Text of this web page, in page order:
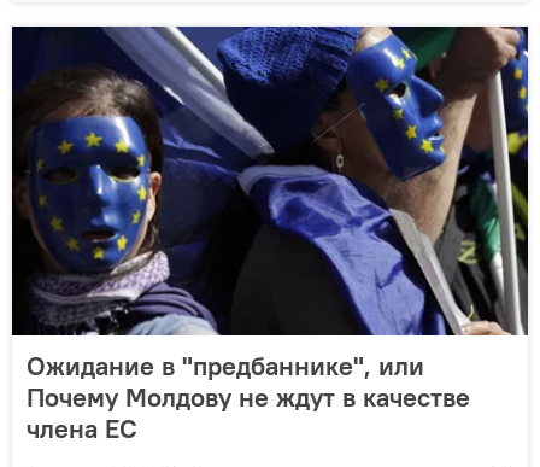
Ожидание в "предбаннике", или
Почему Молдову не ждут в качестве
члена ЕС